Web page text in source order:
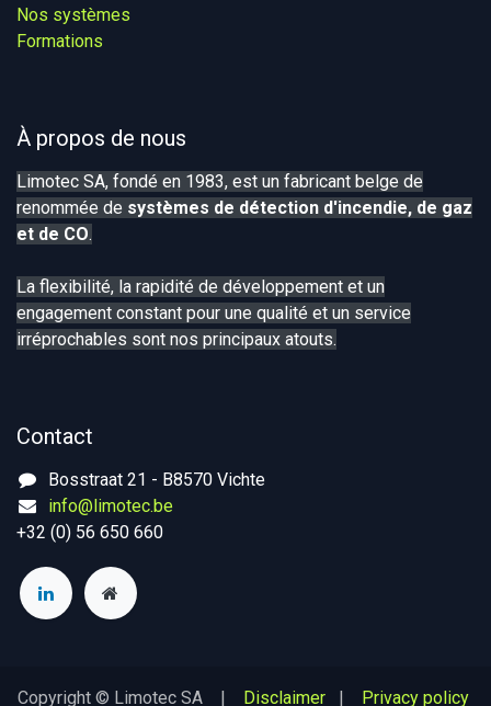
Nos systèmes​
Formations
À propos de nous
Limotec SA, fondé en 1983, est un fabricant belge de
renommée de systèmes de détection d'incendie, de gaz
et de CO.
La flexibilité, la rapidité de développement et un
engagement constant pour une qualité et un service
irréprochables sont nos principaux atouts.
Contact
Bosstraat 21 - B8570 Vichte
info@limotec.be
+32 (0) 56 650 660
Copyright © Limotec SA | Disclaimer | Privacy policy